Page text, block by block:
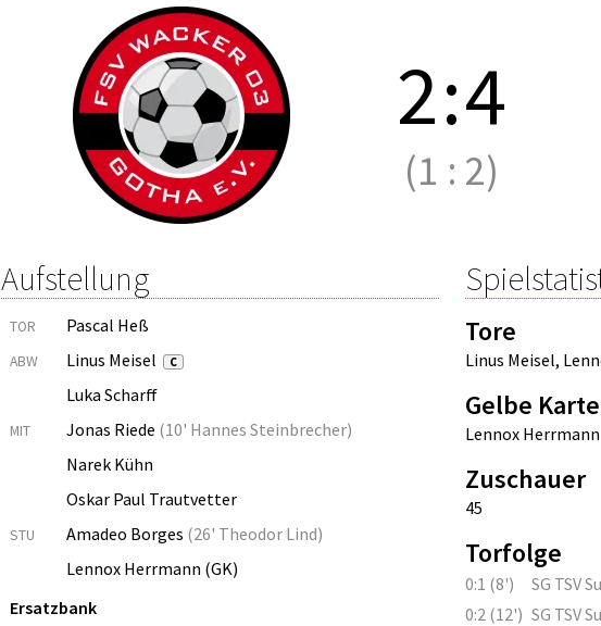
2:4
(1 : 2)
Aufstellung
TOR Pascal Heß
ABW Linus Meisel C
Luka Scharff
MIT Jonas Riede (10' Hannes Steinbrecher)
Narek Kühn
Oskar Paul Trautvetter
STU Amadeo Borges (26' Theodor Lind)
Lennox Herrmann (GK)
Ersatzbank
Tore
Linus Meisel,
Gelbe
Lennox Herrmann
Zuschauer
45
Torfolge
0:1 (8')
SG TSV
0:2 (12') SG TSV